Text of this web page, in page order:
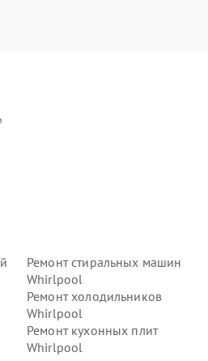
Ремонт стиральных машин
Whirlpool
Ремонт холодильников
Whirlpool
Ремонт кухонных плит
Whirlpool